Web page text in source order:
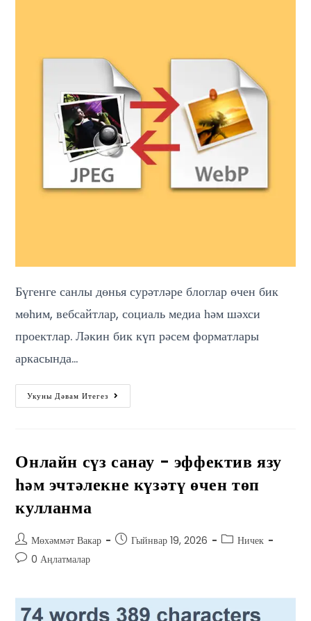
Бүгенге санлы дөнья сурәтләре блоглар өчен бик
мөһим, вебсайтлар, социаль медиа һәм шәхси
проектлар. Ләкин бик күп рәсем форматлары
аркасында…
Укуны Дәвам Итегез
Онлайн сүз санау - эффектив язу
һәм эчтәлекне күзәтү өчен төп
кулланма
Мөхәммәт Вакар Гыйнвар 19, 2026
Ничек
0 Аңлатмалар